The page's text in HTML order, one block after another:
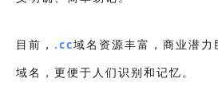
目前， .cc域名资源丰富，商业潜
域名，更便于人们识别和记忆。